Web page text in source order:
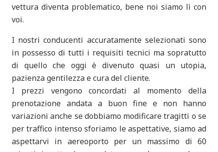
vettura diventa problematico, bene noi siamo lì con
voi.
I nostri conducenti accuratamente selezionati sono
in possesso di tutti i requisiti tecnici ma sopratutto
di quello che oggi è divenuto quasi un utopia,
pazienza gentilezza e cura del cliente.
I prezzi vengono concordati al momento della
prenotazione andata a buon fine e non hanno
variazioni anche se dobbiamo modificare tragitti o se
per traffico intenso sforiamo le aspettative, siamo ad
aspettarvi in aereoporto per un massimo di 60